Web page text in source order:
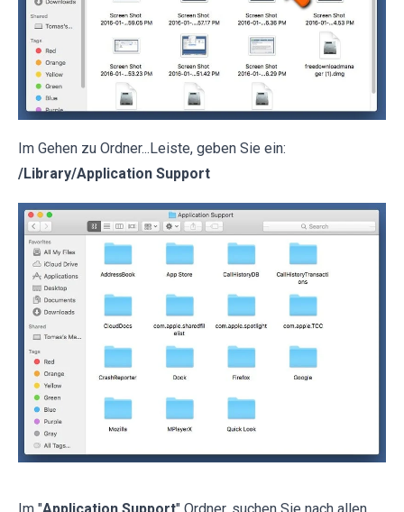
Im Gehen zu Ordner...Leiste, geben Sie ein:
/Library/Application Support